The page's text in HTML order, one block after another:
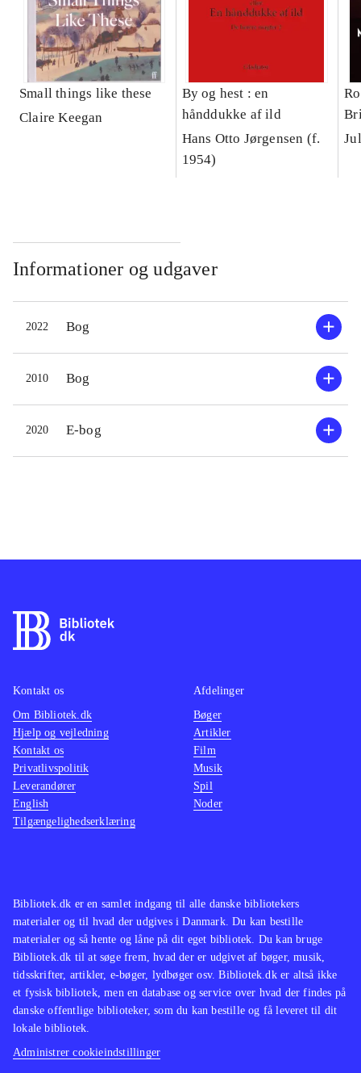
Small things like these
Claire Keegan
By og hest : en
hånddukke af ild
Hans Otto Jørgensen (f.
1954)
Informationer og udgaver
2022 Bog
2010 Bog
2020 E-bog
Bibliotek.dk er en samlet indgang til alle danske bibliotekers
materialer og til hvad der udgives i Danmark. Du kan bestille
materialer og så hente og låne på dit eget bibliotek. Du kan bruge
Bibliotek.dk til at søge frem, hvad der er udgivet af bøger, musik,
tidsskrifter, artikler, e-bøger, lydbøger osv. Bibliotek.dk er altså ikke
et fysisk bibliotek, men en database og service over hvad der findes på
danske offentlige biblioteker, som du kan bestille og få leveret til dit
lokale bibliotek.
Administrer cookieindstillinger
Kontakt os
Om Bibliotek.dk
Hjælp og vejledning
Kontakt os
Privatlivspolitik
Leverandører
English
Tilgængelighedserklæring
Afdelinger
Bøger
Artikler
Film
Musik
Spil
Noder